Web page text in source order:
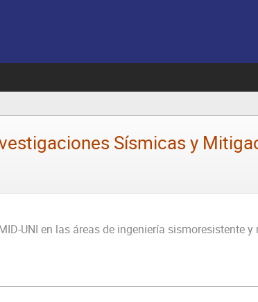
Sísmicas y
UNI en las áreas de ingeniería sismoresistente